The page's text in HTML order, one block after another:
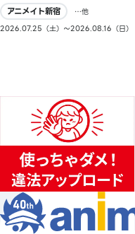
アニメイト新宿
…他
2026.07.25（土）〜2026.08.16（日）